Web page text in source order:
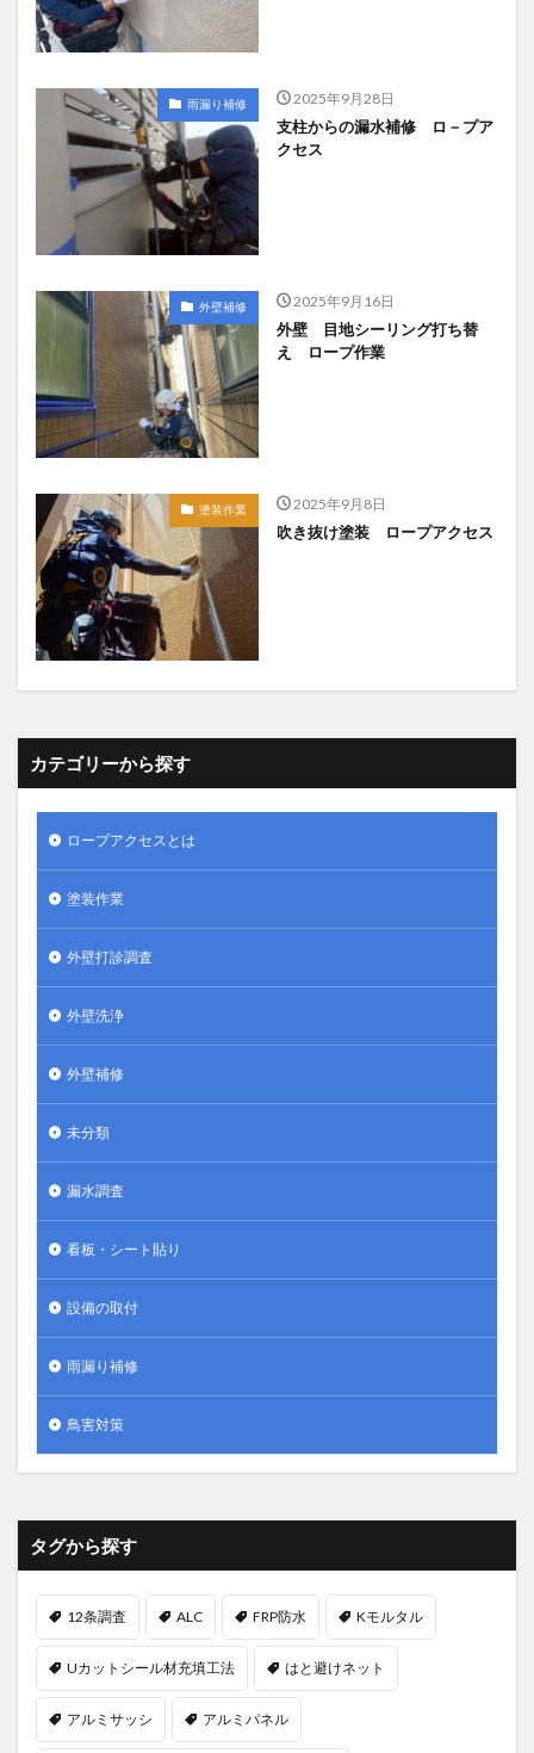
雨漏り補修 2025年9月28日
支柱からの漏水補修 ロ－プア
クセス
外壁補修 2025年9月16日
外壁 目地シーリング打ち替
え ロープ作業
塗装作業 2025年9月8日
吹き抜け塗装 ロープアクセス
カテゴリーから探す
ロープアクセスとは
塗装作業
外壁打診調査
外壁洗浄
外壁補修
未分類
漏水調査
看板・シート貼り
設備の取付
雨漏り補修
鳥害対策
タグから探す
12条調査 ALC FRP防水 Kモルタル
Uカットシール材充填工法 はと避けネット
アルミサッシ アルミパネル